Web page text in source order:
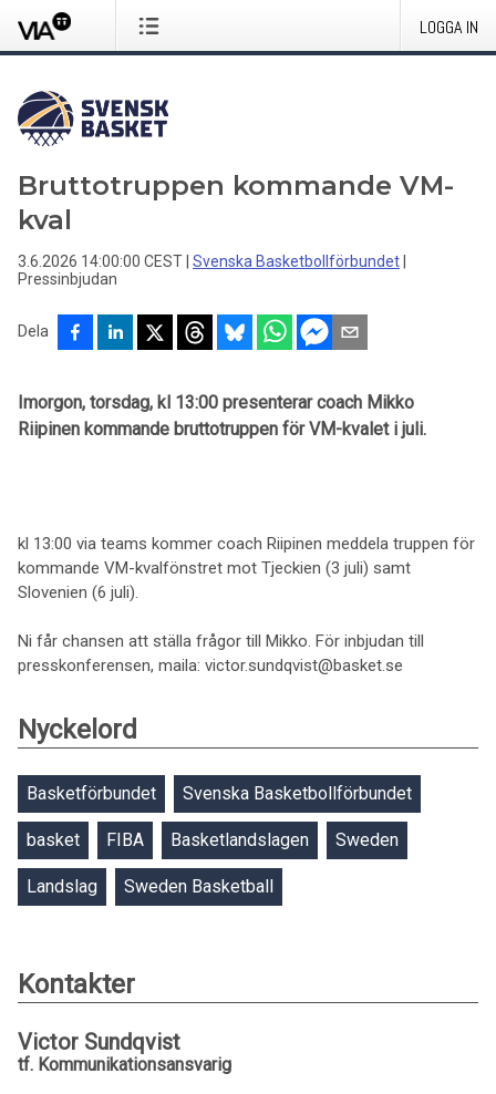
LOGGA IN
Bruttotruppen kommande VM-
kval
3.6.2026 14:00:00 CEST Svenska Basketbollförbundet
Pressinbjudan
Dela
Imorgon, torsdag, kl 13:00 presenterar coach Mikko
Riipinen kommande bruttotruppen för VM-kvalet i juli.
kl 13:00 via teams kommer coach Riipinen meddela truppen för
kommande VM-kvalfönstret mot Tjeckien (3 juli) samt
Slovenien (6 juli).
Ni får chansen att ställa frågor till Mikko. För inbjudan till
presskonferensen, maila: victor.sundqvist@basket.se
Nyckelord
Basketförbundet Svenska Basketbollförbundet
basket FIBA Basketlandslagen Sweden
Landslag Sweden Basketball
Kontakter
Victor Sundqvist
tf. Kommunikationsansvarig